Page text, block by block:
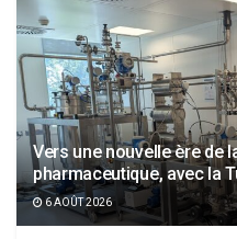
Vers une nouvelle ère de
pharmaceutique, avec la
6 AOÛT 2026